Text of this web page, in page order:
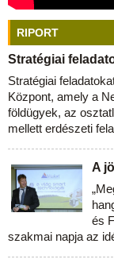
RIPORT
Stratégiai
Stratégiai
Központ, amely a
földügyek, az
mellett erdészeti
A
és
szakmai napja az